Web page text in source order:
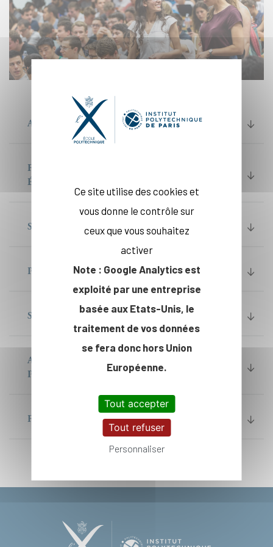
ADMISSION
FORMATION DES ÉLÈVES FRANÇAIS ET
ÉTRANGERS
STATUT DES ÉLÈVES FRANÇAIS
PANTOUFLE - OBLIGATION DÉCENNALE
STATUT DES ÉLÈVES ÉTRANGERS
ADMISSION DANS LES SERVICES
PUBLICS DES ÉLÈVES FRANÇAIS
FORMATION PAR LA RECHERCHE
Ce site utilise des cookies et
vous donne le contrôle sur
ceux que vous souhaitez
activer
Note : Google Analytics est
exploité par une entreprise
basée aux Etats-Unis, le
traitement de vos données
se fera donc hors Union
Européenne.
Tout accepter
Tout refuser
Personnaliser